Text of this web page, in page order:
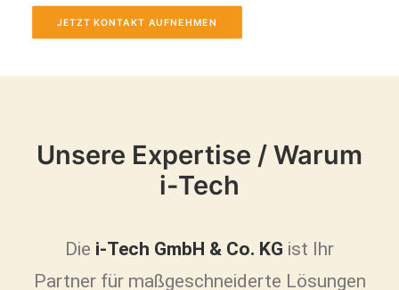
JETZT KONTAKT AUFNEHMEN
Unsere Expertise / Warum
i-Tech
Die i-Tech GmbH & Co. KG ist Ihr
Partner für maßgeschneiderte Lösungen